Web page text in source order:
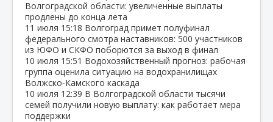
Волгоградской области: увеличенные выплаты
продлены до конца лета
11 июля 15:18 Волгоград примет полуфинал
федерального смотра наставников: 500 участников
из ЮФО и СКФО поборются за выход в финал
10 июля 15:51 Водохозяйственный прогноз: рабочая
группа оценила ситуацию на водохранилищах
Волжско‑Камского каскада
10 июля 12:39 В Волгоградской области тысячи
семей получили новую выплату: как работает мера
поддержки